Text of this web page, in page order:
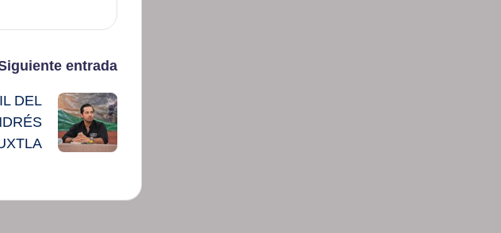
entrada
DEL